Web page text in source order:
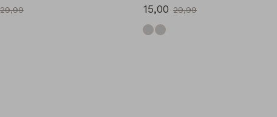
29,99
15,00 29,99